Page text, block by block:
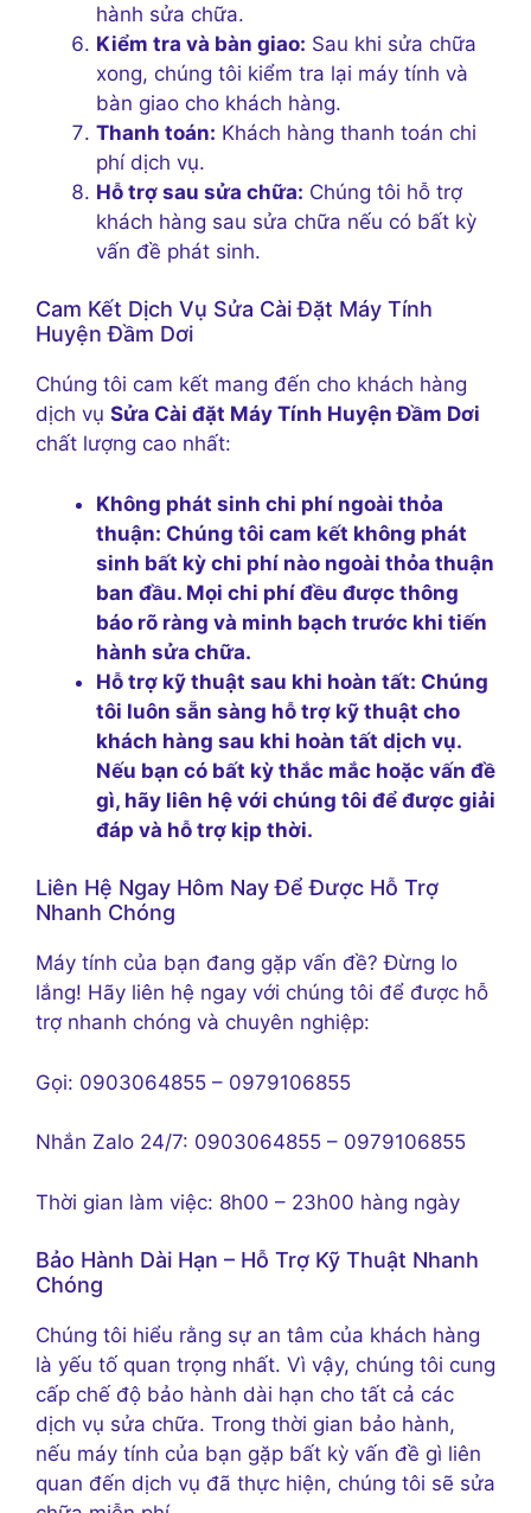
hành sửa chữa.
Kiểm tra và bàn giao: Sau khi sửa chữa
xong, chúng tôi kiểm tra lại máy tính và
bàn giao cho khách hàng.
Thanh toán: Khách hàng thanh toán chi
phí dịch vụ.
Hỗ trợ sau sửa chữa: Chúng tôi hỗ trợ
khách hàng sau sửa chữa nếu có bất kỳ
vấn đề phát sinh.
Cam Kết Dịch Vụ Sửa Cài Đặt Máy Tính
Huyện Đầm Dơi
Chúng tôi cam kết mang đến cho khách hàng
dịch vụ Sửa Cài đặt Máy Tính Huyện Đầm Dơi
chất lượng cao nhất:
Không phát sinh chi phí ngoài thỏa
thuận: Chúng tôi cam kết không phát
sinh bất kỳ chi phí nào ngoài thỏa thuận
ban đầu. Mọi chi phí đều được thông
báo rõ ràng và minh bạch trước khi tiến
hành sửa chữa.
Hỗ trợ kỹ thuật sau khi hoàn tất: Chúng
tôi luôn sẵn sàng hỗ trợ kỹ thuật cho
khách hàng sau khi hoàn tất dịch vụ.
Nếu bạn có bất kỳ thắc mắc hoặc vấn đề
gì, hãy liên hệ với chúng tôi để được giải
đáp và hỗ trợ kịp thời.
Liên Hệ Ngay Hôm Nay Để Được Hỗ Trợ
Nhanh Chóng
Máy tính của bạn đang gặp vấn đề? Đừng lo
lắng! Hãy liên hệ ngay với chúng tôi để được hỗ
trợ nhanh chóng và chuyên nghiệp:
Gọi: 0903064855 – 0979106855
Nhắn Zalo 24/7: 0903064855 – 0979106855
Thời gian làm việc: 8h00 – 23h00 hàng ngày
Bảo Hành Dài Hạn – Hỗ Trợ Kỹ Thuật Nhanh
Chóng
Chúng tôi hiểu rằng sự an tâm của khách hàng
là yếu tố quan trọng nhất. Vì vậy, chúng tôi cung
cấp chế độ bảo hành dài hạn cho tất cả các
dịch vụ sửa chữa. Trong thời gian bảo hành,
nếu máy tính của bạn gặp bất kỳ vấn đề gì liên
quan đến dịch vụ đã thực hiện, chúng tôi sẽ sửa